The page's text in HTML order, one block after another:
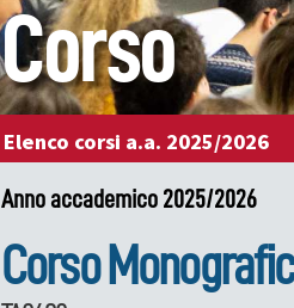
Corso
Elenco corsi a.a. 2025/2026
Anno accademico 2025/2026
Corso